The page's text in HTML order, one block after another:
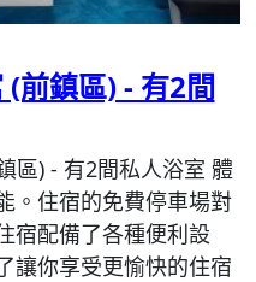
前鎮區) - 有2間
區) - 有2間私人浴室 體
。住宿的免費停車場對
宿配備了各種便利設
讓你享受更愉快的住宿